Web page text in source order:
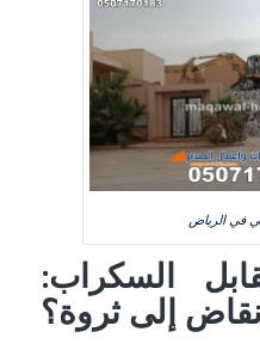
في الرياض
السكراب:
إلى ثروة؟